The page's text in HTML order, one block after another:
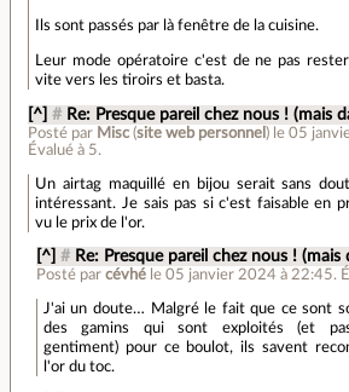
Ils sont passés par là fenêtre de la cuisine.
Leur mode opératoire c'est de ne pas
vite vers les tiroirs et basta.
[^] # Re: Presque pareil chez nous ! (mais
Posté par Misc(site web personnel ) le 05
Évalué à 5.
Un airtag maquillé en bijou serait sans
intéressant. Je sais pas si c'est faisable en
vu le prix de l'or.
[^] # Re: Presque pareil chez nous ! (mais
Posté par cévhé le 05 janvier 2024 à 22:45.
J'ai un doute… Malgré le fait que ce sont
des gamins qui sont exploités (et
gentiment) pour ce boulot, ils savent
l'or du toc.